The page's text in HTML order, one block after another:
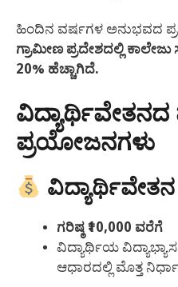
ಹಿಂದಿನ ವರ್ಷಗಳ ಅನುಭವದ
ಗ್ರಾಮೀಣ ಪ್ರದೇಶದಲ್ಲಿ
20% ಹೆಚ್ಚಾಗಿದೆ.
ವಿದ್ಯಾರ್ಥಿವೇತನದ
ಪ್ರಯೋಜನಗಳು
ವಿದ್ಯಾರ್ಥಿವೇತನ
ಗರಿಷ್ಠ ₹10,000 ವರೆಗೆ
ವಿದ್ಯಾರ್ಥಿಯ
ಆಧಾರದಲ್ಲಿ ಮೊತ್ತ